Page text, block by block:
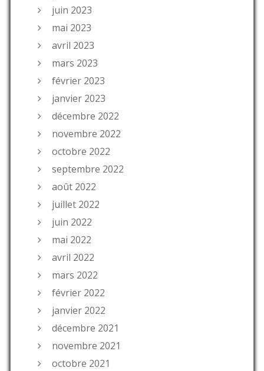
juin 2023
mai 2023
avril 2023
mars 2023
février 2023
janvier 2023
décembre 2022
novembre 2022
octobre 2022
septembre 2022
août 2022
juillet 2022
juin 2022
mai 2022
avril 2022
mars 2022
février 2022
janvier 2022
décembre 2021
novembre 2021
octobre 2021